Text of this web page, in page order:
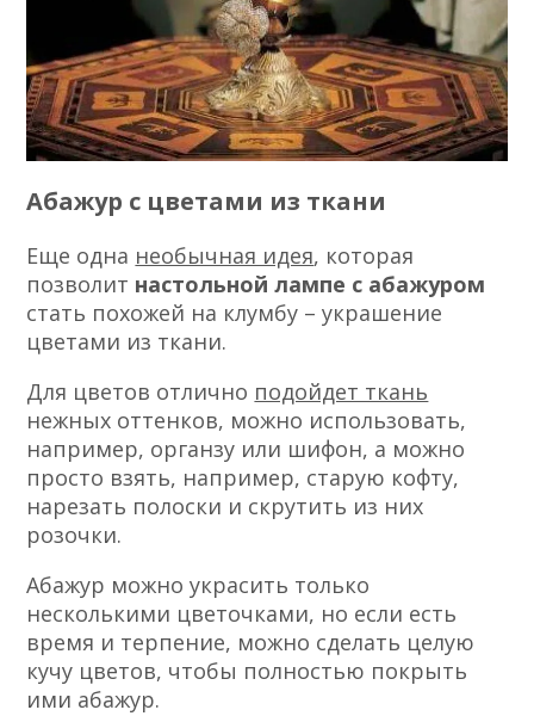
Абажур с цветами из ткани
Еще одна необычная идея, которая
позволит настольной лампе с абажуром
стать похожей на клумбу – украшение
цветами из ткани.
Для цветов отлично подойдет ткань
нежных оттенков, можно использовать,
например, органзу или шифон, а можно
просто взять, например, старую кофту,
нарезать полоски и скрутить из них
розочки.
Абажур можно украсить только
несколькими цветочками, но если есть
время и терпение, можно сделать целую
кучу цветов, чтобы полностью покрыть
ими абажур.